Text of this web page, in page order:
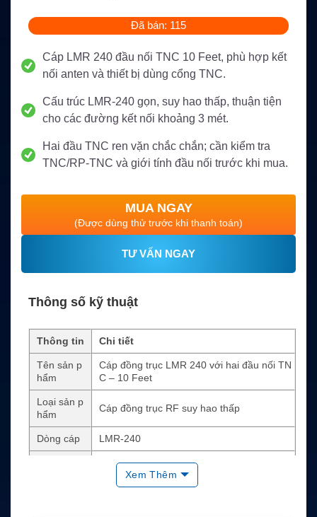
Đã bán: 115
Cáp LMR 240 đầu nối TNC 10 Feet, phù hợp kết
nối anten và thiết bị dùng cổng TNC.
Cấu trúc LMR-240 gọn, suy hao thấp, thuận tiện
cho các đường kết nối khoảng 3 mét.
Hai đầu TNC ren vặn chắc chắn; cần kiểm tra
TNC/RP-TNC và giới tính đầu nối trước khi mua.
MUA NGAY
(Được dùng thử trước khi thanh toán)
TƯ VẤN NGAY
Thông số kỹ thuật
Thông tin Chi tiết
Tên sản p
hẩm
Cáp đồng trục LMR 240 với hai đầu nối TN
C – 10 Feet
Loại sản p
hẩm
Cáp đồng trục RF suy hao thấp
Dòng cáp LMR-240
10 feet, khoảng 3.05 mét
TNC đực ở hai đầu
Xem Thêm